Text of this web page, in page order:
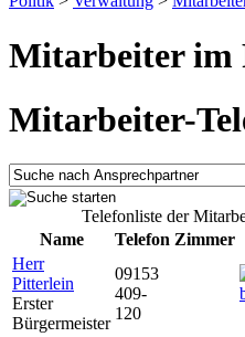
Mitarbeiter im
Mitarbeiter-
Telefonliste der
Name
Telefon Zimmer
Herr
Pitterlein
Erster
Bürgermeister
09153
409-
120